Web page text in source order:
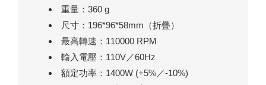
重量：360 g
尺寸：196*96*58mm（折疊）
最高轉速：110000 RPM
輸入電壓：110V／60Hz
額定功率：1400W (+5%／-10%)